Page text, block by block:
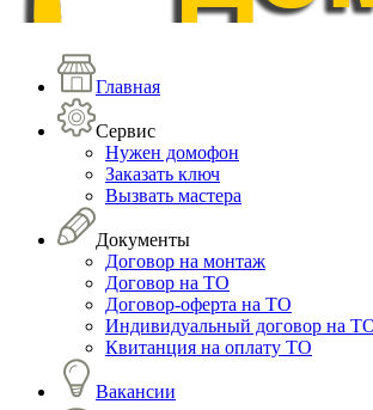
Главная
Сервис
Нужен домофон
Заказать ключ
Вызвать мастера
Документы
Договор на монтаж
Договор на ТО
Договор-оферта на ТО
Индивидуальный договор на
Квитанция на оплату ТО
Вакансии